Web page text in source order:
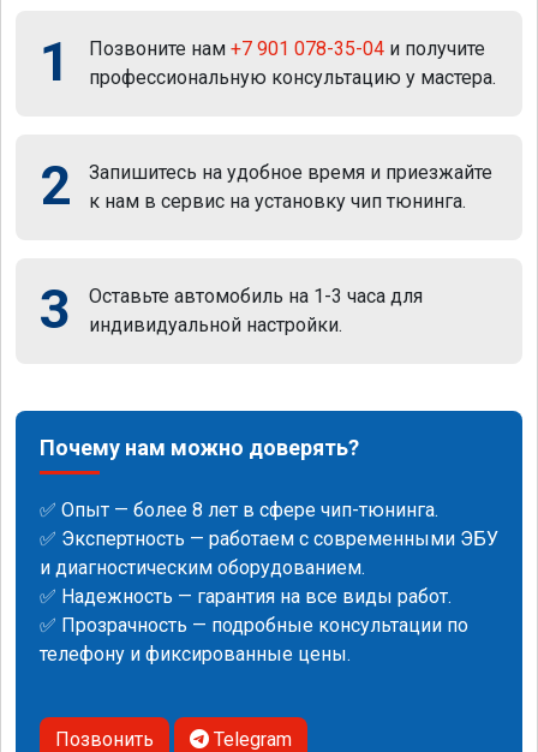
1 Позвоните нам +7 901 078-35-04 и получите
профессиональную консультацию у мастера.
2
Запишитесь на удобное время и приезжайте
к нам в сервис на установку чип тюнинга.
3
Оставьте автомобиль на 1-3 часа для
индивидуальной настройки.
Почему нам можно доверять?
✅ Опыт — более 8 лет в сфере чип-тюнинга.
✅ Экспертность — работаем с современными ЭБУ
и диагностическим оборудованием.
✅ Надежность — гарантия на все виды работ.
✅ Прозрачность — подробные консультации по
телефону и фиксированные цены.
Позвонить Telegram